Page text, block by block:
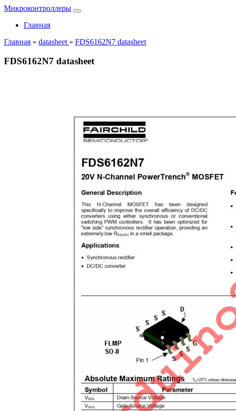
Микроконтроллеры
Главная
Главная » datasheet » FDS6162N7 datasheet
FDS6162N7 datasheet